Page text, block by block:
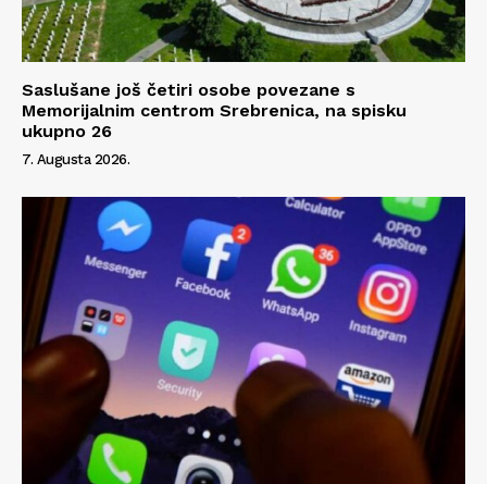
Saslušane još četiri osobe povezane s
Memorijalnim centrom Srebrenica, na spisku
ukupno 26
7. Augusta 2026.